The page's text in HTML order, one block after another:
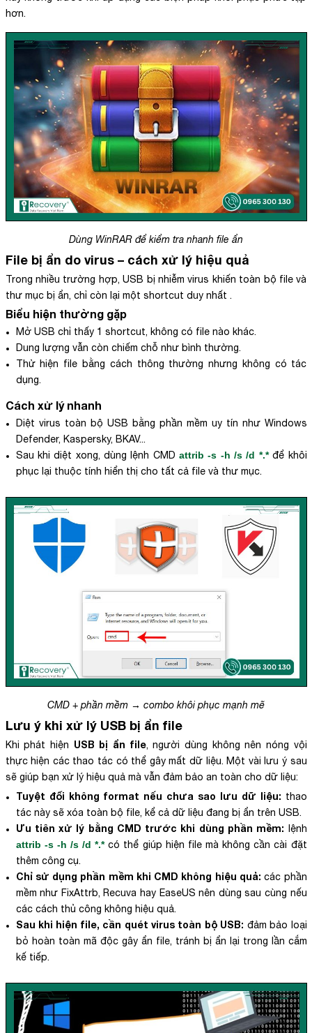
hơn.
Dùng WinRAR để kiểm tra nhanh file ẩn
File bị ẩn do virus – cách xử lý hiệu quả
Trong nhiều trường hợp, USB bị nhiễm virus khiến toàn bộ file và
thư mục bị ẩn, chỉ còn lại một shortcut duy nhất .
Biểu hiện thường gặp
Mở USB chỉ thấy 1 shortcut, không có file nào khác.
Dung lượng vẫn còn chiếm chỗ như bình thường.
Thử hiện file bằng cách thông thường nhưng không có tác
dụng.
Cách xử lý nhanh
Diệt virus toàn bộ USB bằng phần mềm uy tín như Windows
Defender, Kaspersky, BKAV...
Sau khi diệt xong, dùng lệnh CMD attrib -s -h /s /d *.* để khôi
phục lại thuộc tính hiển thị cho tất cả file và thư mục.
CMD + phần mềm → combo khôi phục mạnh mẽ
Lưu ý khi xử lý USB bị ẩn file
Khi phát hiện USB bị ẩn file, người dùng không nên nóng vội
thực hiện các thao tác có thể gây mất dữ liệu. Một vài lưu ý sau
sẽ giúp bạn xử lý hiệu quả mà vẫn đảm bảo an toàn cho dữ liệu:
Tuyệt đối không format nếu chưa sao lưu dữ liệu: thao
tác này sẽ xóa toàn bộ file, kể cả dữ liệu đang bị ẩn trên USB.
Ưu tiên xử lý bằng CMD trước khi dùng phần mềm: lệnh
attrib -s -h /s /d *.*có thể giúp hiện file mà không cần cài đặt
thêm công cụ.
Chỉ sử dụng phần mềm khi CMD không hiệu quả: các phần
mềm như FixAttrb, Recuva hay EaseUS nên dùng sau cùng nếu
các cách thủ công không hiệu quả.
Sau khi hiện file, cần quét virus toàn bộ USB: đảm bảo loại
bỏ hoàn toàn mã độc gây ẩn file, tránh bị ẩn lại trong lần cắm
kế tiếp.